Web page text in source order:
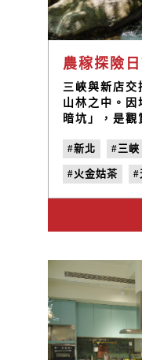
三峽與新店交
山林之中。因
暗坑」，是
天然寶藏。
續至今的種茶
富的文化意涵
識、發現，整
上的安和社
#新北 #三峽
#火金姑茶 #
#青心柑仔 #
#